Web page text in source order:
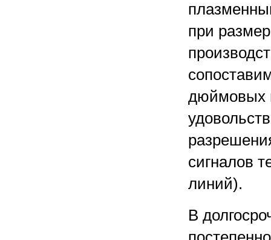
при
дюймовых
сигналов
линий).
В